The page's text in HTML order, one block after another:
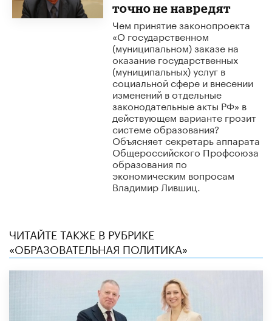
точно не навредят
Чем принятие законопроекта
«О государственном
(муниципальном) заказе на
оказание государственных
(муниципальных) услуг в
социальной сфере и внесении
изменений в отдельные
законодательные акты РФ» в
действующем варианте грозит
системе образования?
Объясняет секретарь аппарата
Общероссийского Профсоюза
образования по
экономическим вопросам
Владимир Лившиц.
ЧИТАЙТЕ ТАКЖЕ В РУБРИКЕ
«ОБРАЗОВАТЕЛЬНАЯ ПОЛИТИКА»